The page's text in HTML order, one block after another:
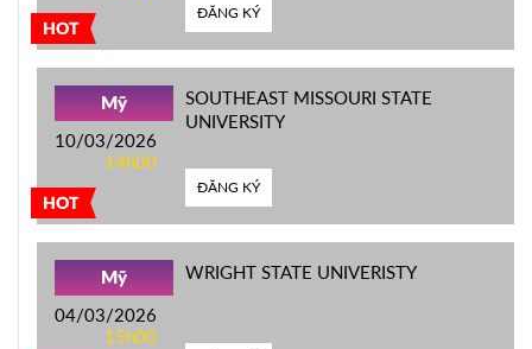
HOT
ĐĂNG KÝ
HOT
Mỹ
10/03/2026
14h00
SOUTHEAST MISSOURI STATE
UNIVERSITY
ĐĂNG KÝ
Mỹ
04/03/2026
15h00
WRIGHT STATE UNIVERISTY